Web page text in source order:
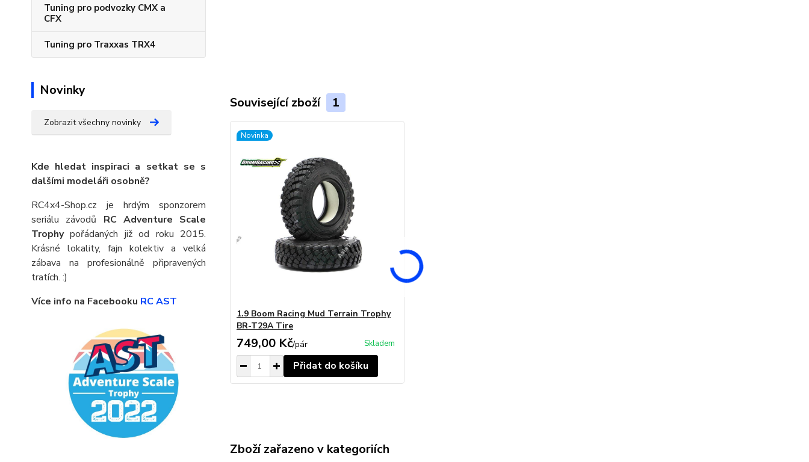
Tuning pro podvozky CMX a
CFX
Tuning pro Traxxas TRX4
Novinky
Zobrazit všechny novinky
Kde hledat inspiraci a setkat se s
dalšími modeláři osobně?
RC4x4-Shop.cz je hrdým sponzorem
seriálu závodů RC Adventure Scale
Trophypořádaných již od roku 2015.
Krásné lokality, fajn kolektiv a velká
zábava na profesionálně připravených
tratích. :)
Více info na Facebooku RC AST
Související zboží 1
Novinka
1.9 Boom Racing Mud Terrain Trophy
BR-T29A Tire
749,00 Kč/pár Skladem
Přidat do košíku
Zboží zařazeno v kategoriích